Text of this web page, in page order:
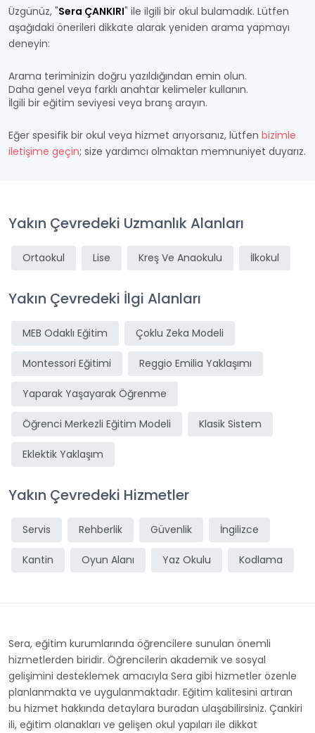
Üzgünüz, "Sera ÇANKIRI" ile ilgili bir okul bulamadık. Lütfen
aşağıdaki önerileri dikkate alarak yeniden arama yapmayı
deneyin:
Arama teriminizin doğru yazıldığından emin olun.
Daha genel veya farklı anahtar kelimeler kullanın.
İlgili bir eğitim seviyesi veya branş arayın.
Eğer spesifik bir okul veya hizmet arıyorsanız, lütfen bizimle
iletişime geçin; size yardımcı olmaktan memnuniyet duyarız.
Yakın Çevredeki Uzmanlık Alanları
Ortaokul Lise Kreş Ve Anaokulu İlkokul
Yakın Çevredeki İlgi Alanları
MEB Odaklı Eğitim Çoklu Zeka Modeli
Montessori Eğitimi Reggio Emilia Yaklaşımı
Yaparak Yaşayarak Öğrenme
Öğrenci Merkezli Eğitim Modeli Klasik Sistem
Eklektik Yaklaşım
Yakın Çevredeki Hizmetler
Servis Rehberlik Güvenlik İngilizce
Kantin Oyun Alanı Yaz Okulu Kodlama
Sera, eğitim kurumlarında öğrencilere sunulan önemli
hizmetlerden biridir. Öğrencilerin akademik ve sosyal
gelişimini desteklemek amacıyla Sera gibi hizmetler özenle
planlanmakta ve uygulanmaktadır. Eğitim kalitesini artıran
bu hizmet hakkında detaylara buradan ulaşabilirsiniz. Çankiri
ili, eğitim olanakları ve gelişen okul yapıları ile dikkat